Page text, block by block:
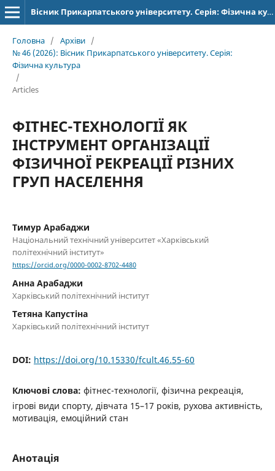
Вісник Прикарпатського університету. Серія: Фізична культура
Головна / Архіви /
№ 46 (2026): Вісник Прикарпатського університету. Серія:
Фізична культура
/
Articles
ФІТНЕС-ТЕХНОЛОГІЇ ЯК
ІНСТРУМЕНТ ОРГАНІЗАЦІЇ
ФІЗИЧНОЇ РЕКРЕАЦІЇ РІЗНИХ
ГРУП НАСЕЛЕННЯ
Тимур Арабаджи
Національний технічний університет «Харківський
політехнічний інститут»
https://orcid.org/0000-0002-8702-4480
Анна Арабаджи
Харківський політехнічний інститут
Тетяна Капустіна
Харківський політехнічний інститут
DOI: https://doi.org/10.15330/fcult.46.55-60
Ключові слова: фітнес-технології, фізична рекреація,
ігрові види спорту, дівчата 15–17 років, рухова активність,
мотивація, емоційний стан
Анотація